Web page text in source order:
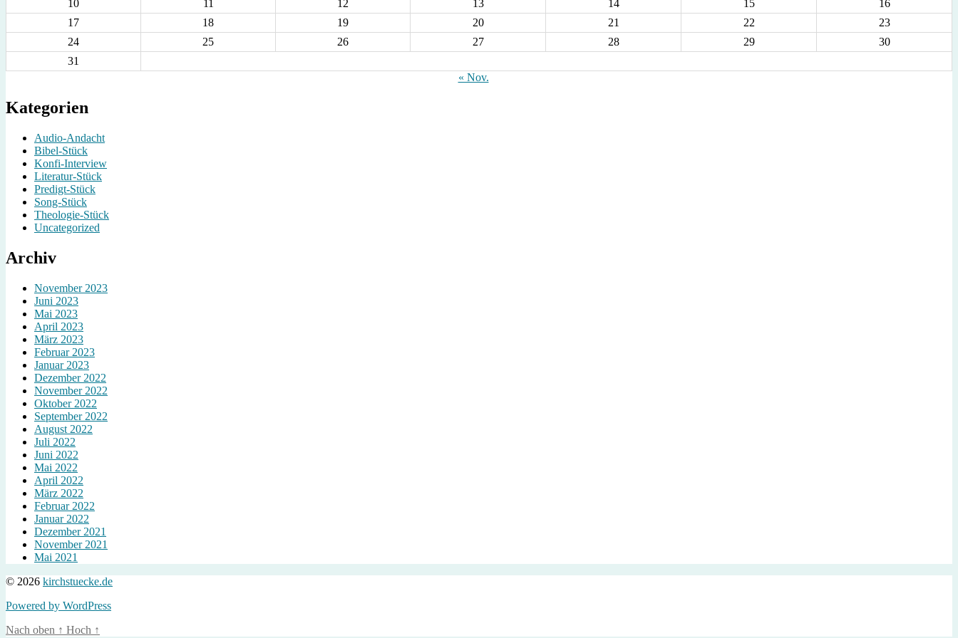
10
11 12 13 14 15
16
17
18 19 20 21 22
23
24
25 26 27 28 29
30
31
« Nov.
Kategorien
Audio-Andacht
Bibel-Stück
Konfi-Interview
Literatur-Stück
Predigt-Stück
Song-Stück
Theologie-Stück
Uncategorized
Archiv
November 2023
Juni 2023
Mai 2023
April 2023
März 2023
Februar 2023
Januar 2023
Dezember 2022
November 2022
Oktober 2022
September 2022
August 2022
Juli 2022
Juni 2022
Mai 2022
April 2022
März 2022
Februar 2022
Januar 2022
Dezember 2021
November 2021
Mai 2021
© 2026 kirchstuecke.de
Powered by WordPress
Nach oben ↑ Hoch ↑